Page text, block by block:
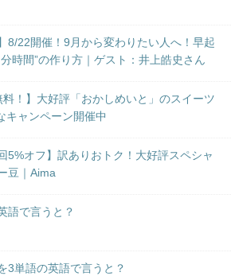
8/22開催！9月から変わりたい人へ！早起
時間”の作り方｜ゲスト：井上皓史さん
料！】大好評「おかしめいと」のスイーツ
キャンペーン開催中
5%オフ】訳ありおトク！大好評スペシャ
豆｜Aima
語で言うと？
3単語の英語で言うと？